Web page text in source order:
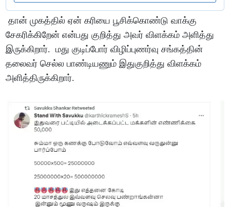
தான் முகத்தில் ஏன் கரியை பூசிக்கொண்டு வாக்கு
சேகரிக்கிறேன் என்பது குறித்து அவர் விளக்கம் அளித்து
இருக்கிறார். மது குடிப்போர் விழிப்புணர்வு சங்கத்தின்
தலைவர் செல்ல பாண்டியணும் இதுகுறித்து விளக்கம்
அளித்திருக்கிறார்.